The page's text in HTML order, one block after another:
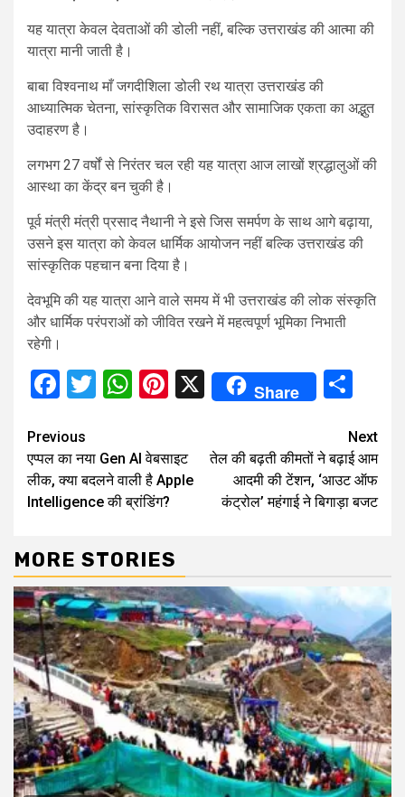
यह यात्रा केवल देवताओं की डोली नहीं, बल्कि उत्तराखंड की आत्मा की
यात्रा मानी जाती है।
बाबा विश्वनाथ माँ जगदीशिला डोली रथ यात्रा उत्तराखंड की
आध्यात्मिक चेतना, सांस्कृतिक विरासत और सामाजिक एकता का अद्भुत
उदाहरण है।
लगभग 27 वर्षों से निरंतर चल रही यह यात्रा आज लाखों श्रद्धालुओं की
आस्था का केंद्र बन चुकी है।
पूर्व मंत्री मंत्री प्रसाद नैथानी ने इसे जिस समर्पण के साथ आगे बढ़ाया,
उसने इस यात्रा को केवल धार्मिक आयोजन नहीं बल्कि उत्तराखंड की
सांस्कृतिक पहचान बना दिया है।
देवभूमि की यह यात्रा आने वाले समय में भी उत्तराखंड की लोक संस्कृति
और धार्मिक परंपराओं को जीवित रखने में महत्वपूर्ण भूमिका निभाती
रहेगी।
Facebook
Twitter
WhatsApp
Pinterest
X Share
Continue
Reading
Previous
एप्पल का नया Gen AI वेबसाइट
लीक, क्या बदलने वाली है Apple
Intelligence की ब्रांडिंग?
Next
तेल की बढ़ती कीमतों ने बढ़ाई आम
आदमी की टेंशन, ‘आउट ऑफ
कंट्रोल’ महंगाई ने बिगाड़ा बजट
MORE STORIES